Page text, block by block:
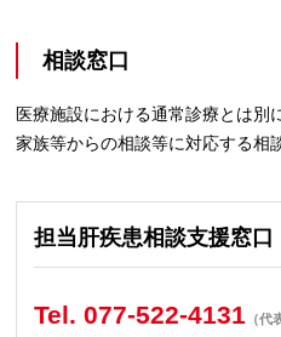
相談窓口
医療施設における通常診療とは別
家族等からの相談等に対応する相
担当肝疾患相談支援窓口
Tel. 077-522-4131 （代